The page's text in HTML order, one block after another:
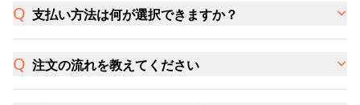
支払い方法は何が選択できますか？
注文の流れを教えてください